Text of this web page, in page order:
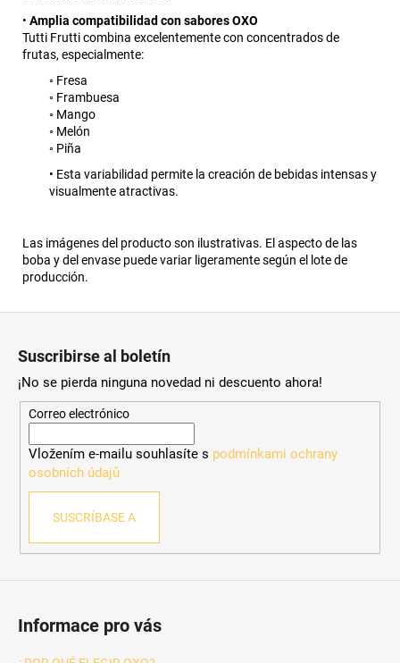
• Amplia compatibilidad con sabores OXO
Tutti Frutti combina excelentemente con concentrados de
frutas, especialmente:
◦ Fresa
◦ Frambuesa
◦ Mango
◦ Melón
◦ Piña
• Esta variabilidad permite la creación de bebidas intensas y
visualmente atractivas.
Las imágenes del producto son ilustrativas. El aspecto de las
boba y del envase puede variar ligeramente según el lote de
producción.
Suscribirse al boletín
¡No se pierda ninguna novedad ni descuento ahora!
Correo electrónico
Vložením e-mailu souhlasíte s podmínkami ochrany
osobních údajů
SUSCRÍBASE A
Informace pro vás